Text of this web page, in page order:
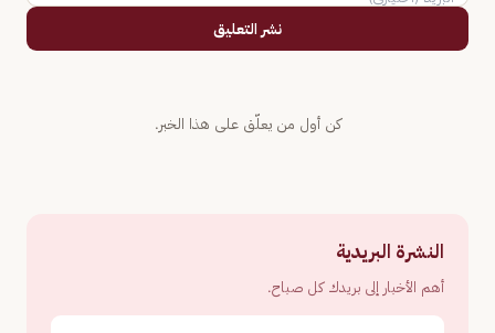
نشر التعليق
كن أول من يعلّق على هذا الخبر.
النشرة البريدية
أهم الأخبار إلى بريدك كل صباح.